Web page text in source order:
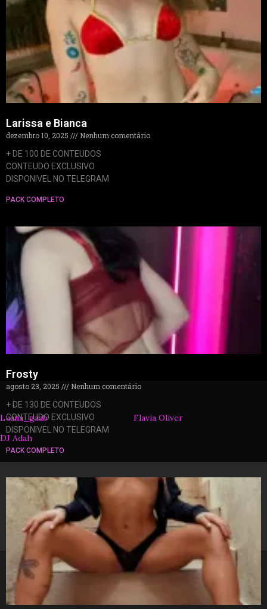
Larissa e Bianca
dezembro 10, 2025
Nenhum comentário
+ DE 100 DE CONTEUDOS
CONTEUDO EXCLUSIVO
DISPONIVEL NO TELEGRAM
PACK COMPLETO
Frosty
agosto 23, 2025
Nenhum comentário
+ DE 130 DE CONTEUDOS
CONTEUDO EXCLUSIVO
DISPONIVEL NO TELEGRAM
PACK COMPLETO
Luana_gaab
Flavia Oliver
DJ Adah
© 2026 packzinhos.com.br – Todos os direitos
reservados